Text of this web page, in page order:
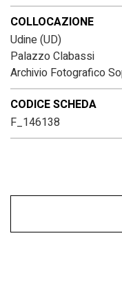
COLLOCAZIONE
Udine (UD)
Palazzo Clabassi
Archivio Fotografico
CODICE SCHEDA
F_146138